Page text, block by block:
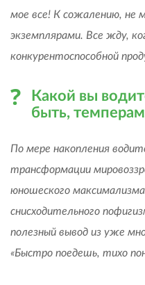
мое все! К сожалению, не
экземплярами. Все жду,
конкурентоспособной
Какой вы
быть,
По мере накопления
трансформации
юношеского
снисходительного
полезный вывод из уже
«Быстро поедешь, тихо